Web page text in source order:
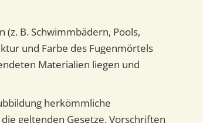
(z. B. Schwimmbädern, Pools,
und Farbe des Fugenmörtels
Materialien liegen und
herkömmliche
geltenden Gesetze, Vorschriften